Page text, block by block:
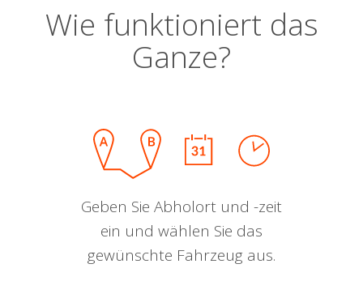
Wie funktioniert das
Ganze?
Geben Sie Abholort und -zeit
ein und wählen Sie das
gewünschte Fahrzeug aus.